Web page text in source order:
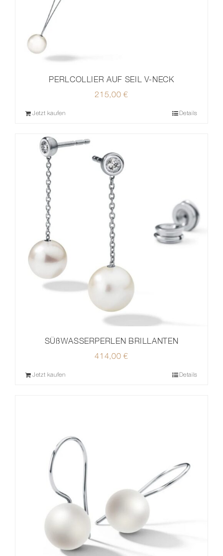
PERLCOLLIER AUF SEIL V-NECK
215,00 €
Jetzt kaufen Details
SÜßWASSERPERLEN BRILLANTEN
414,00 €
Jetzt kaufen Details